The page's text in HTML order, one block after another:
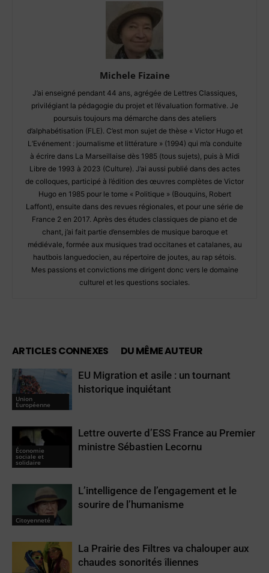
Michele Fizaine
J’ai enseigné pendant 44 ans, agrégée de Lettres Classiques,
privilégiant la pédagogie du projet et l’évaluation formative. Je
poursuis toujours ma démarche dans des ateliers
d’alphabétisation (FLE). C’est mon sujet de thèse « Victor Hugo et
L’Evénement : journalisme et littérature » (1994) qui m’a conduite
à écrire dans La Marseillaise dès 1985 (tous sujets), puis à Midi
Libre de 1993 à 2023 (Culture). J’ai aussi publié dans des actes
de colloques, participé à l’édition des œuvres complètes de Victor
Hugo en 1985 pour le tome « Politique » (Bouquins, Robert
Laffont), ensuite dans des revues régionales, et pour une série de
France 2 en 2017. Après des études classiques de piano et de
chant, j’ai fait partie d’ensembles de musique baroque et
médiévale, formée aux musiques trad occitanes et catalanes, au
hautbois languedocien, au répertoire de joutes, au rap sétois.
Mes passions et convictions me dirigent donc vers le domaine
culturel et les questions sociales.
ARTICLES CONNEXES DU MÊME AUTEUR
Union
Européenne
EU Migration et asile : un tournant
historique inquiétant
Économie
sociale et
solidaire
Lettre ouverte d’ESS France au Premier
ministre Sébastien Lecornu
Citoyenneté
L’intelligence de l’engagement et le
sourire de l’humanisme
La Prairie des Filtres va chalouper aux
chaudes sonorités îliennes